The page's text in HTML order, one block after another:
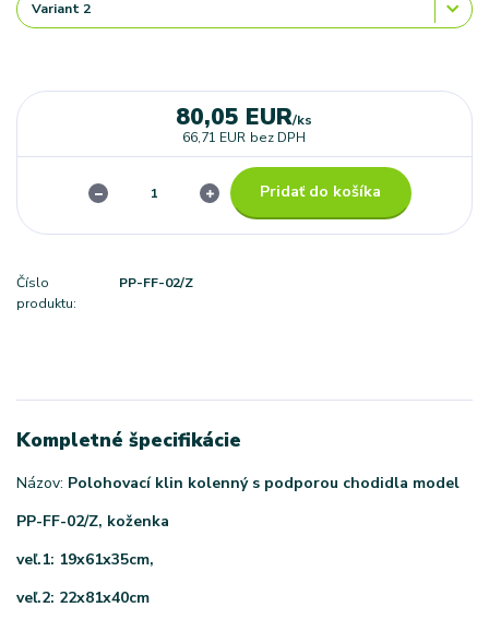
80,05 EUR/ks
66,71 EUR bez DPH
Pridať do košíka
Číslo
produktu:
PP-FF-02/Z
Kompletné špecifikácie
Názov: Polohovacíklin kolenný s podporou chodidla model
PP-FF-02/Z, koženka
veľ.1: 19x61x35cm,
veľ.2: 22x81x40cm